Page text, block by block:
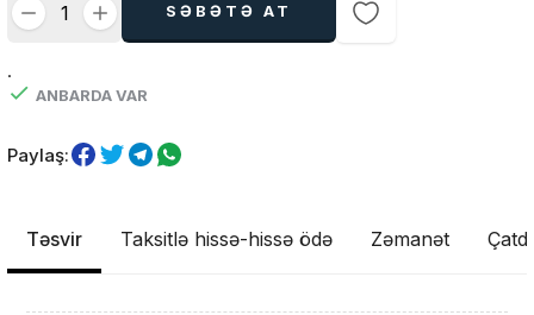
SƏBƏTƏ AT
.
ANBARDA VAR
Paylaş:
Təsvir Taksitlə hissə-hissə ödə Zəmanət